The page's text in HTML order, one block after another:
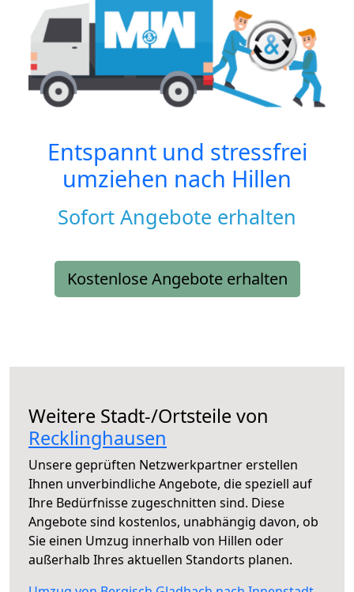
Entspannt und stressfrei
umziehen nach Hillen
Sofort Angebote erhalten
Kostenlose Angebote erhalten
Weitere Stadt-/Ortsteile von
Recklinghausen
Unsere geprüften Netzwerkpartner erstellen
Ihnen unverbindliche Angebote, die speziell auf
Ihre Bedürfnisse zugeschnitten sind. Diese
Angebote sind kostenlos, unabhängig davon, ob
Sie einen Umzug innerhalb von Hillen oder
außerhalb Ihres aktuellen Standorts planen.